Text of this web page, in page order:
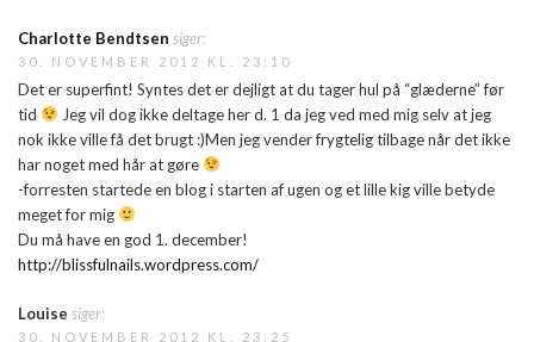
Charlotte Bendtsen siger:
30. NOVEMBER 2012 KL. 23:10
Det er superfint! Syntes det er dejligt at du tager hul på “glæderne” før
tid
Jeg vil dog ikke deltage her d. 1 da jeg ved med mig selv at jeg
nok ikke ville få det brugt :)Men jeg vender frygtelig tilbage når det ikke
har noget med hår at gøre
-forresten startede en blog i starten af ugen og et lille kig ville betyde
meget for mig
Du må have en god 1. december!
http://blissfulnails.wordpress.com/
Louise siger:
30. NOVEMBER 2012 KL. 23:25